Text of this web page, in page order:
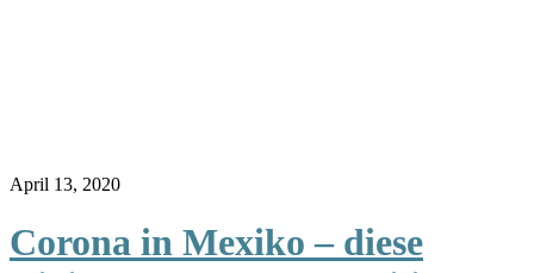
April 13, 2020
Corona in Mexiko – diese